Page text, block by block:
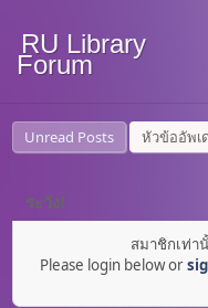
RU Library
Forum
Unread Posts หัวข้ออัพเ
ระวัง!
สมาชิกเท่า
Please login below or